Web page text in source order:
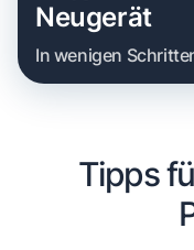
Neugerät
In wenigen
Tipps